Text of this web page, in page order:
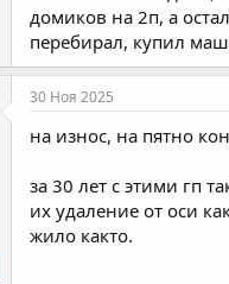
домиков на 2п, а
перебирал, купил
30 Ноя 2025
на износ, на пятно
за 30 лет с этими гп
их удаление от оси
жило както.